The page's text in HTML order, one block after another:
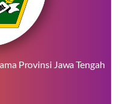
Provinsi Jawa Tengah